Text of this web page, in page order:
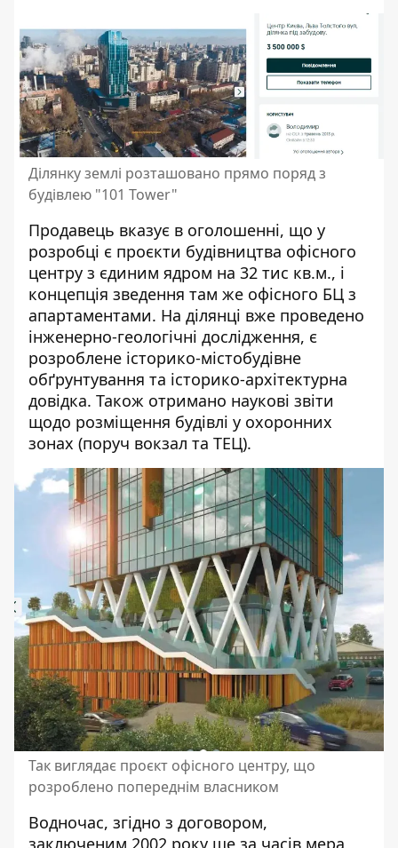
Ділянку землі розташовано прямо поряд з
будівлею "101 Tower"
Продавець вказує в оголошенні, що у
розробці є проєкти будівництва офісного
центру з єдиним ядром на 32 тис кв.м., і
концепція зведення там же офісного БЦ з
апартаментами. На ділянці вже проведено
інженерно-геологічні дослідження, є
розроблене історико-містобудівне
обґрунтування та історико-архітектурна
довідка. Також отримано наукові звіти
щодо розміщення будівлі у охоронних
зонах (поруч вокзал та ТЕЦ).
Так виглядає проєкт офісного центру, що
розроблено попереднім власником
Водночас, згідно з договором,
заключеним 2002 року ще за часів мера